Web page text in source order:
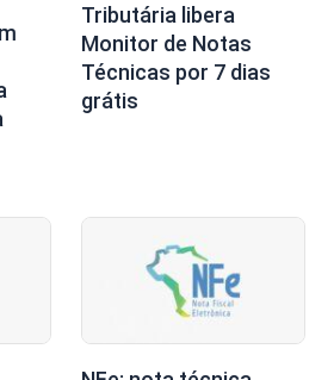
Tributária libera
Monitor de Notas
Técnicas por 7 dias
grátis